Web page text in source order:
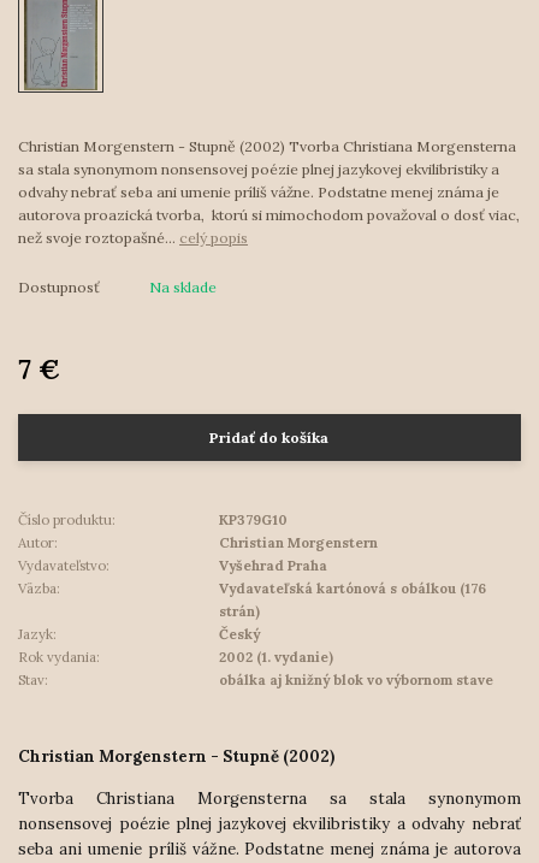
Christian Morgenstern - Stupně (2002) Tvorba Christiana Morgensterna
sa stala synonymom nonsensovej poézie plnej jazykovej ekvilibristiky a
odvahy nebrať seba ani umenie príliš vážne. Podstatne menej známa je
autorova proazická tvorba, ktorú si mimochodom považoval o dosť viac,
než svoje roztopašné... celý popis
Dostupnosť Na sklade
7 €
Pridať do košíka
Číslo produktu:
KP379G10
Autor:
Christian Morgenstern
Vydavateľstvo:
Vyšehrad Praha
Väzba:
Vydavateľská kartónová s obálkou (176
strán)
Jazyk:
Český
Rok vydania:
2002 (1. vydanie)
Stav:
obálka aj knižný blok vo výbornom stave
Christian Morgenstern - Stupně (2002)
Tvorba Christiana Morgensterna sa stala synonymom
nonsensovej poézie plnej jazykovej ekvilibristiky a odvahy nebrať
seba ani umenie príliš vážne. Podstatne menej známa je autorova